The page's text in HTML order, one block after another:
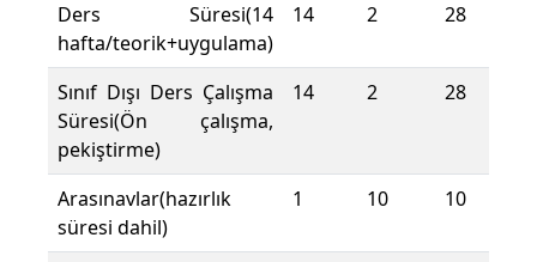
Ders Süresi(14
hafta/teorik+uygulama)
14 2 28
Sınıf Dışı Ders Çalışma
Süresi(Ön çalışma,
pekiştirme)
14 2 28
Arasınavlar(hazırlık
süresi dahil)
1 10 10